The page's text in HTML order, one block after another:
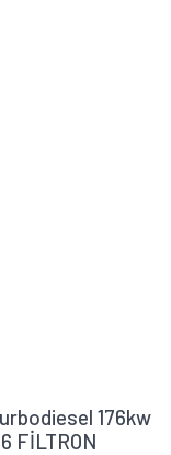
176kw
FİLTRON